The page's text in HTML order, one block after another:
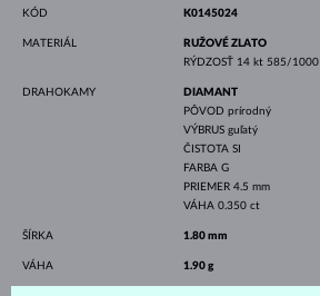
KÓD K0145024
MATERIÁL
RUŽOVÉ ZLATO
RÝDZOSŤ 14 kt 585/1000
DRAHOKAMY
DIAMANT
PÔVOD prírodný
VÝBRUS guľatý
ČISTOTA SI
FARBA G
PRIEMER 4.5 mm
VÁHA 0.350 ct
ŠÍRKA 1.80 mm
VÁHA 1.90 g